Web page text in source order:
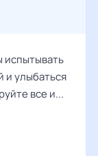
испытывать
и улыбаться
все и...